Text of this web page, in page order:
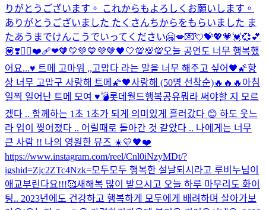
りがとうございます。 これからもよろしくお願いします。
ありがとうございました たくさんちからをもらいました ま
たあうまでけんこうでいってください🤗💋💌💘💝💖💗💓💞💕
💟❣️❤️‍🔥❤️‍🩹❤🧡💛💚💙💜🤎🖤🤍💯💯💯오늘 공연도 너무 행복했
어요...♥️ 트메 고마워 ,,고맙다 라는 말을 너무 해주고 싶어 🖤🌠항
상 너무 고맙구 사랑해 트메🌠🖤사랑해 (50명 선착순)🔥🔥🔥 아침
일찍 일어난 트메 모여 ♥️💣롯데월드행복공유뭐라 써야할 지 모르
겠다 .. 함께하는 1초 1초가 되게 의미있게 흘러갔다 😊 하도 웃느
라 입이 찢어졌다 .. 어릴때로 돌아간 것 같았다 .. 나에게는 너무
큰 사람 !! 나의 영원한 뮤즈 ☀️💛🖤❤️
https://www.instagram.com/reel/Cnl0iNzyMDt/?
igshid=Zjc2ZTc4Nzk=모두모두 행복한 설날되시라고 루비누님이
애교부린다요!!!🥰새해복 많이 받으시고 오늘 하루 마무리도 화이
팅.. 2023년에도 건강하고 행복하게 모두에게 배려하며 살아가보